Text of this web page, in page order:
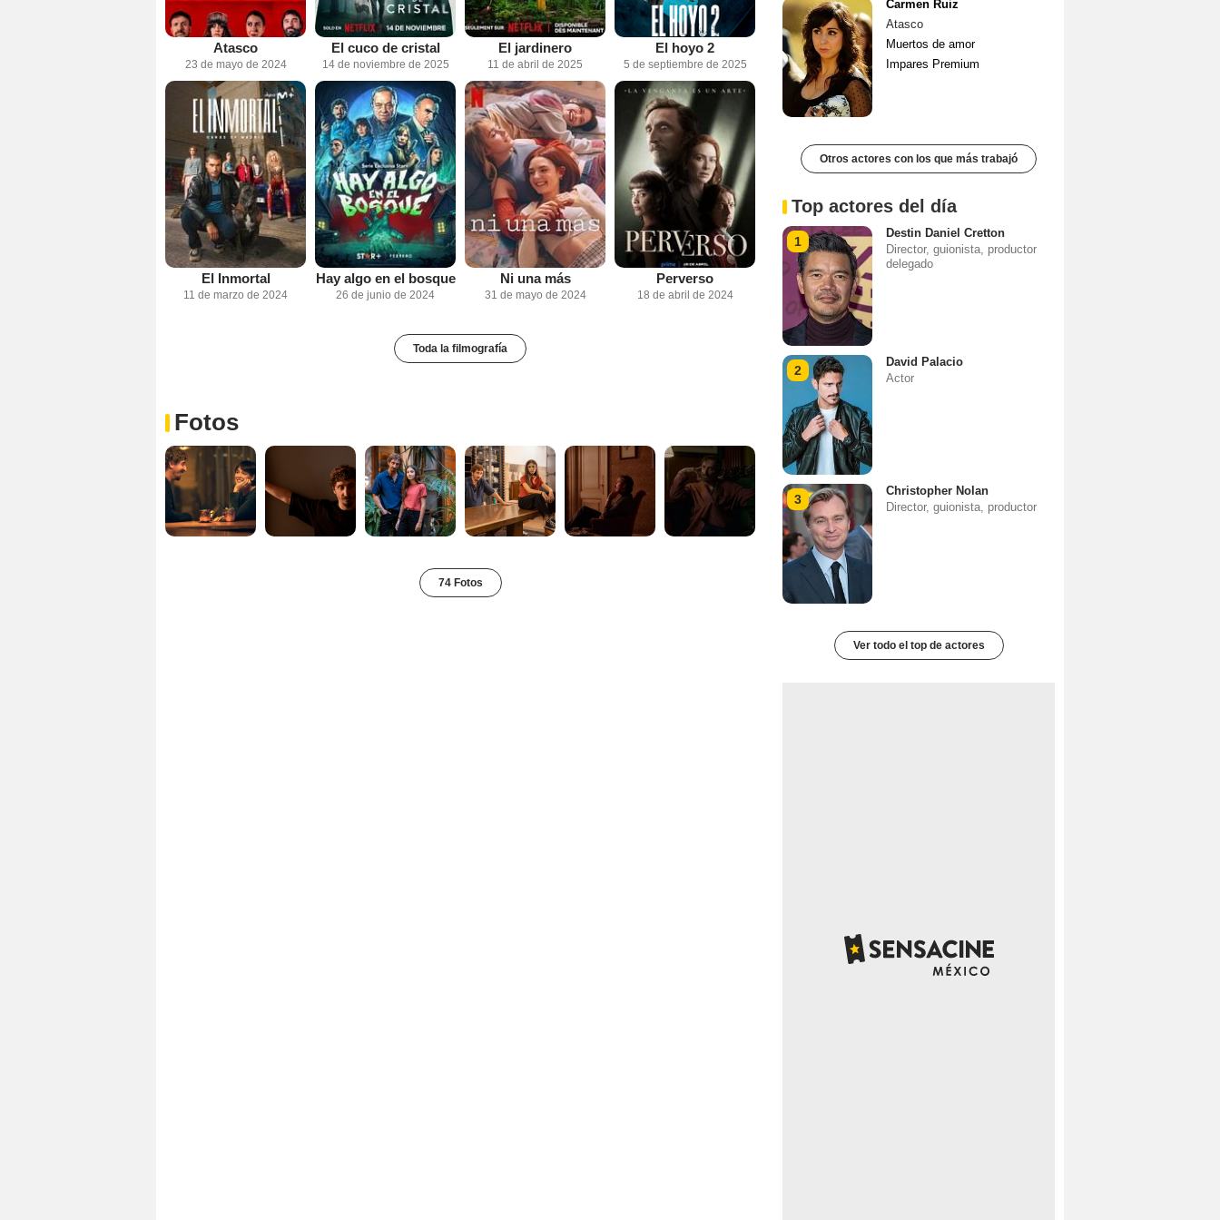
Atasco
23 de mayo de 2024
El cuco de cristal
14 de noviembre de 2025
El jardinero
11 de abril de 2025
El hoyo 2
5 de septiembre de 2025
El Inmortal
11 de marzo de 2024
Hay algo en el bosque
26 de junio de 2024
Ni una más
31 de mayo de 2024
Perverso
18 de abril de 2024
Toda la filmografía
Fotos
74 Fotos
Carmen Ruiz
Atasco
Muertos de amor
Impares Premium
Otros actores con los que más trabajó
Top actores del día
1
Destin Daniel Cretton
Director, guionista, productor
delegado
2
David Palacio
Actor
3
Christopher Nolan
Director, guionista, productor
Ver todo el top de actores